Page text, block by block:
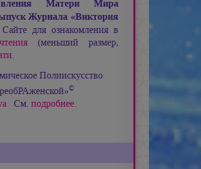
Матери Мира
Журнала «Виктория
для ознакомления в
(меньший размер,
.
Полиискусство
©
См.подробнее.